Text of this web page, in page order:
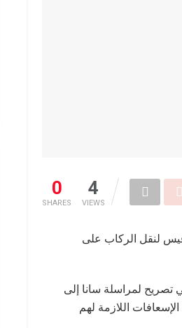
0
SHARES
4
VIEWS
سرفيس لنقل الركاب على
تصريح لمراسلة سانا إلى
اللازمة لهم